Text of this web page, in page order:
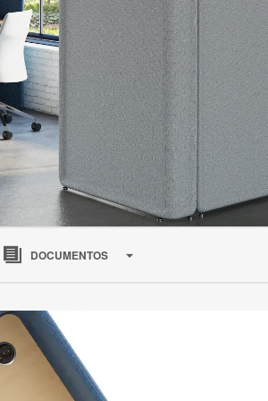
DOCUMENTOS